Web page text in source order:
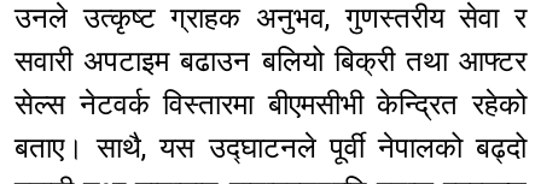
उनले उत्कृष्ट ग्राहक अनुभव, गुणस्तरीय सेवा र
सवारी अपटाइम बढाउन बलियो बिक्री तथा आफ्टर
सेल्स नेटवर्क विस्तारमा बीएमसीभी केन्द्रित रहेको
बताए। साथै, यस उद्घाटनले पूर्वी नेपालको बढ्दो